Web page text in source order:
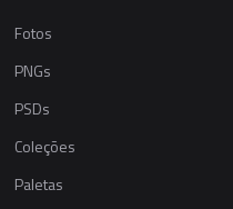
Fotos
PNGs
PSDs
Coleções
Paletas